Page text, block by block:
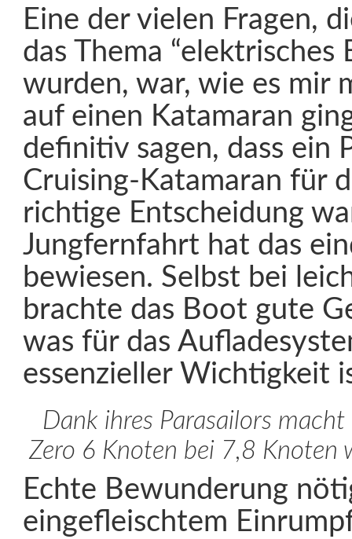
Eine der vielen Fragen,
das Thema “elektrisches
wurden, war, wie es mir
auf einen Katamaran
definitiv sagen, dass ein
Cruising-Katamaran für
richtige Entscheidung
Jungfernfahrt hat das
bewiesen. Selbst bei
brachte das Boot gute
was für das
essenzieller Wichtigkeit
Dank ihres Parasailors
Zero 6 Knoten bei 7,8 Knoten
Echte Bewunderung
eingefleischtem